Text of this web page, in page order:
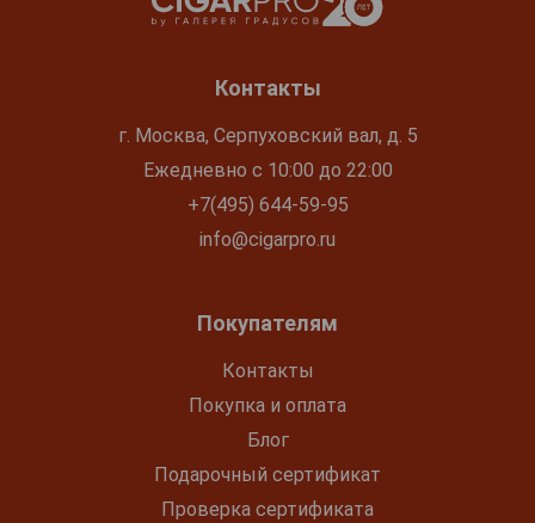
Контакты
г. Москва, Серпуховский вал, д. 5
Ежедневно с 10:00 до 22:00
+7(495) 644-59-95
info@cigarpro.ru
Покупателям
Контакты
Покупка и оплата
Блог
Подарочный сертификат
Проверка сертификата